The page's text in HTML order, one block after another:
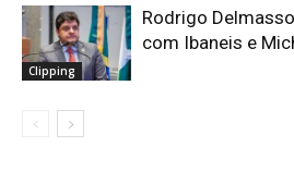
Clipping
Rodrigo
com Ibaneis e